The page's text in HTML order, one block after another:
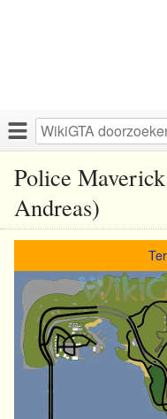
Police
Andreas)